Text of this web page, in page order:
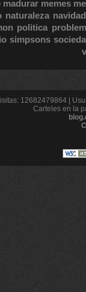
madurar memes
naturaleza navidad
politica
simpsons
12682479864 |
Carteles en la